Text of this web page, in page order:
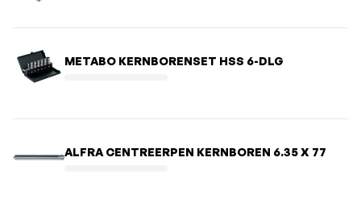
METABO KERNBORENSET HSS 6-DLG
ALFRA CENTREERPEN KERNBOREN 6.35 X 77